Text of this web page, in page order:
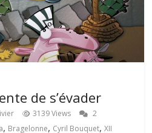
de s’évader
3139 Views
2
, Bragelonne, Cyril Bouquet,XII